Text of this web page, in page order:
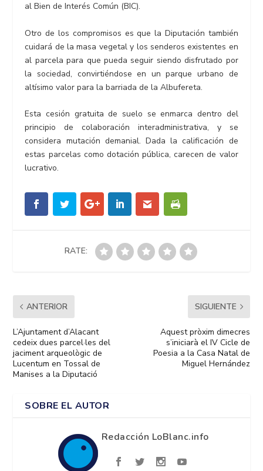
al Bien de Interés Común (BIC).
Otro de los compromisos es que la Diputación también
cuidará de la masa vegetal y los senderos existentes en
al parcela para que pueda seguir siendo disfrutado por
la sociedad, convirtiéndose en un parque urbano de
altísimo valor para la barriada de la Albufereta.
Esta cesión gratuita de suelo se enmarca dentro del
principio de colaboración interadministrativa, y se
considera mutación demanial. Dada la calificación de
estas parcelas como dotación pública, carecen de valor
lucrativo.
RATE:
ANTERIOR
L’Ajuntament d’Alacant
cedeix dues parcel·les del
jaciment arqueològic de
Lucentum en Tossal de
Manises a la Diputació
SIGUIENTE
Aquest pròxim dimecres
s’iniciarà el IV Cicle de
Poesia a la Casa Natal de
Miguel Hernández
SOBRE EL AUTOR
Redacción LoBlanc.info